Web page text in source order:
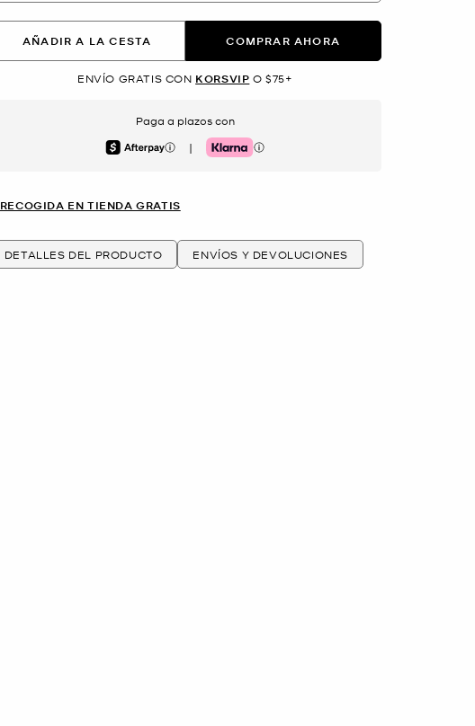
AÑADIR A LA CESTA COMPRAR AHORA
ENVÍO GRATIS CON KORSVIP O $75+
Paga a plazos con
Afterpay | Klarna
RECOGIDA EN TIENDA GRATIS
DETALLES DEL PRODUCTO ENVÍOS Y DEVOLUCIONES